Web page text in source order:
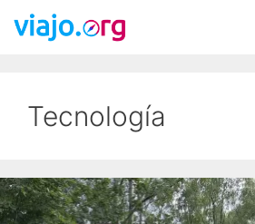
Saltar
Tecnología